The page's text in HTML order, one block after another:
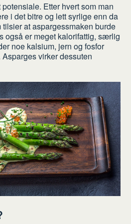
Etter hvert som man
i det bitre og lett syrlige enn da
at aspargessmaken burde
også er meget kalorifattig, særlig
noe kalsium, jern og fosfor
virker dessuten